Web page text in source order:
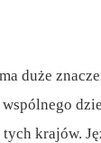
duże
krajów.